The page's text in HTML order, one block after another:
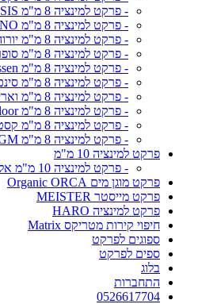
- פרקט למינציה 8 מ"מ GENESIS
- פרקט למינציה 8 מ"מ SWISS KRONO רחב
- פרקט למינציה 8 מ"מ יורוהום
- פרקט למינציה 8 מ"מ סופר נטורל
- פרקט למינציה 8 מ"מ Classen
- פרקט למינציה 8 מ"מ סינכרום
- פרקט למינציה 8 מ"מ ואריו
- פרקט למינציה 8 מ"מ art floor
- פרקט למינציה 8 מ"מ קסטלו
- פרקט למינציה 8 מ"מ MGM
פרקט למינציה 10 מ"מ
- פרקט למינציה 10 מ"מ אלטיטיוד פלוס
פרקט מוגן מים Organic ORCA
פרקט מייסטר MEISTER
פרקט למינציה HARO
חיפוי קירות מטריקס Matrix
ספוגים לפרקט
ספים לפרקט
בלוג
התחברות
0526617704